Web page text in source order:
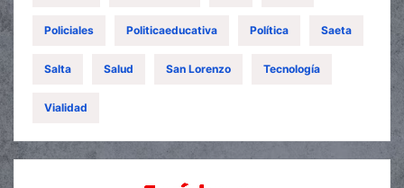
Policiales Politicaeducativa Política Saeta
Salta Salud San Lorenzo Tecnología
Vialidad